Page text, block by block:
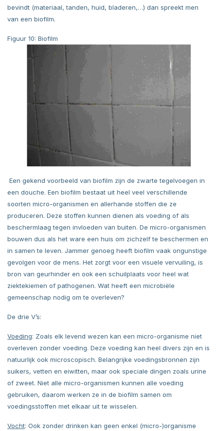
bevindt (materiaal, tanden, huid, bladeren,…) dan spreekt men
van een biofilm.
Figuur 10: Biofilm
Een gekend voorbeeld van biofilm zijn de zwarte tegelvoegen in
een douche. Een biofilm bestaat uit heel veel verschillende
soorten micro-organismen en allerhande stoffen die ze
produceren. Deze stoffen kunnen dienen als voeding of als
beschermlaag tegen invloeden van buiten. De micro-organismen
bouwen dus als het ware een huis om zichzelf te beschermen en
in samen te leven. Jammer genoeg heeft biofilm vaak ongunstige
gevolgen voor de mens. Het zorgt voor een visuele vervuiling, is
bron van geurhinder en ook een schuilplaats voor heel wat
ziektekiemen of pathogenen. Wat heeft een microbiële
gemeenschap nodig om te overleven?
De drie V’s:
Voeding: Zoals elk levend wezen kan een micro-organisme niet
overleven zonder voeding. Deze voeding kan heel divers zijn en is
natuurlijk ook microscopisch. Belangrijke voedingsbronnen zijn
suikers, vetten en eiwitten, maar ook speciale dingen zoals urine
of zweet. Niet alle micro-organismen kunnen alle voeding
gebruiken, daarom werken ze in de biofilm samen om
voedingsstoffen met elkaar uit te wisselen.
Vocht: Ook zonder drinken kan geen enkel (micro-)organisme